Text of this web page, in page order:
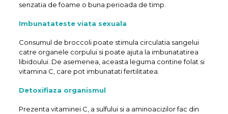
senzatia de foame o buna perioada de timp.
Imbunatateste viata sexuala
Consumul de broccoli poate stimula circulatia sangelui
catre organele corpului si poate ajuta la imbunatatirea
libidoului. De asemenea, aceasta leguma contine folat si
vitamina C, care pot imbunatati fertilitatea.
Detoxifiaza organismul
Prezenta vitaminei C, a sulfului si a aminoacizilor fac din